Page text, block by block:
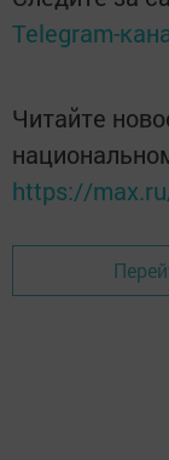
Telegram-
Читайте
https://